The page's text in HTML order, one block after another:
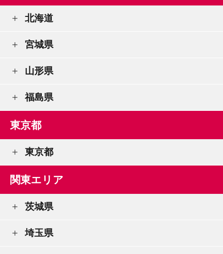
北海道
宮城県
山形県
福島県
東京都
東京都
関東エリア
茨城県
埼玉県